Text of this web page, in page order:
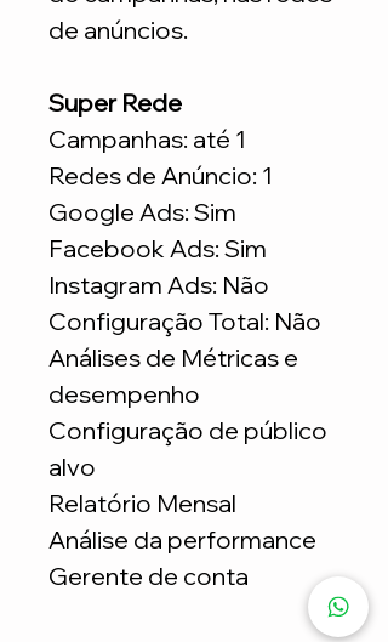
de anúncios.
Super Rede
Campanhas: até 1
Redes de Anúncio: 1
Google Ads: Sim
Facebook Ads: Sim
Instagram Ads: Não
Configuração Total: Não
Análises de Métricas e
desempenho
Configuração de público
alvo
Relatório Mensal
Análise da performance
Gerente de conta